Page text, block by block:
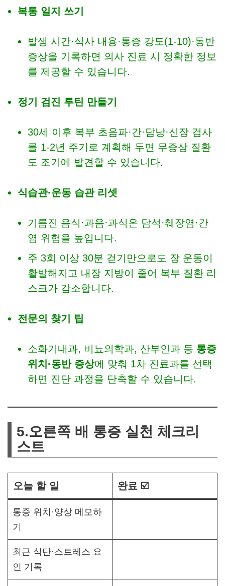
복통 일지 쓰기
발생 시간·식사 내용·통증 강도(1-10)·동반
증상을 기록하면 의사 진료 시 정확한 정보
를 제공할 수 있습니다.
정기 검진 루틴 만들기
30세 이후 복부 초음파·간·담낭·신장 검사
를 1-2년 주기로 계획해 두면 무증상 질환
도 조기에 발견할 수 있습니다.
식습관·운동 습관 리셋
기름진 음식·과음·과식은 담석·췌장염·간
염 위험을 높입니다.
주 3회 이상 30분 걷기만으로도 장 운동이
활발해지고 내장 지방이 줄어 복부 질환 리
스크가 감소합니다.
전문의 찾기 팁
소화기내과, 비뇨의학과, 산부인과 등 통증
위치·동반 증상에 맞춰 1차 진료과를 선택
하면 진단 과정을 단축할 수 있습니다.
5.오른쪽 배 통증 실천 체크리
스트
오늘 할 일 완료 ☑️
통증 위치·양상 메모하
기
최근 식단·스트레스 요
인 기록